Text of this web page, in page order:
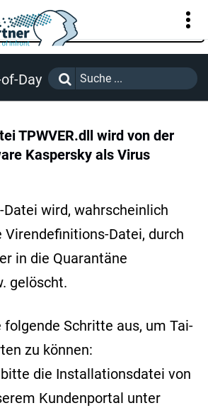
KUNDENPORTAL
Day
TPWVER.dll wird von der
Kaspersky als Virus
Datei wird, wahrscheinlich
Virendefinitions-Datei, durch
in die Quarantäne
gelöscht.
folgende Schritte aus, um Tai-
zu können:
die Installationsdatei von
Kundenportal unter